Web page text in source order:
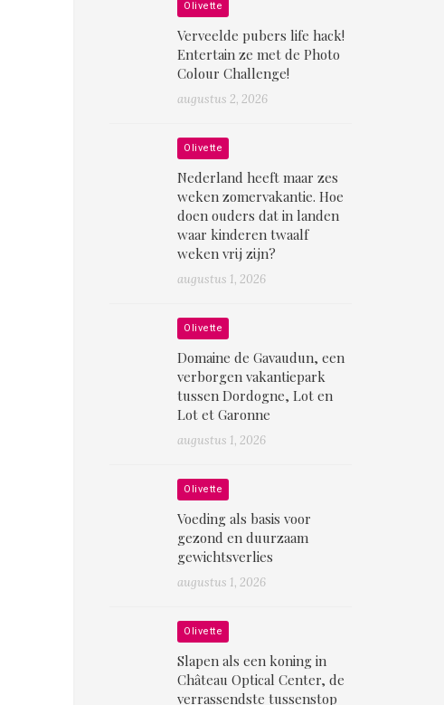
Olivette
Verveelde pubers life hack!
Entertain ze met de Photo
Colour Challenge!
augustus 2, 2026
Olivette
Nederland heeft maar zes
weken zomervakantie. Hoe
doen ouders dat in landen
waar kinderen twaalf
weken vrij zijn?
augustus 1, 2026
Olivette
Domaine de Gavaudun, een
verborgen vakantiepark
tussen Dordogne, Lot en
Lot et Garonne
augustus 1, 2026
Olivette
Voeding als basis voor
gezond en duurzaam
gewichtsverlies
augustus 1, 2026
Olivette
Slapen als een koning in
Château Optical Center, de
verrassendste tussenstop